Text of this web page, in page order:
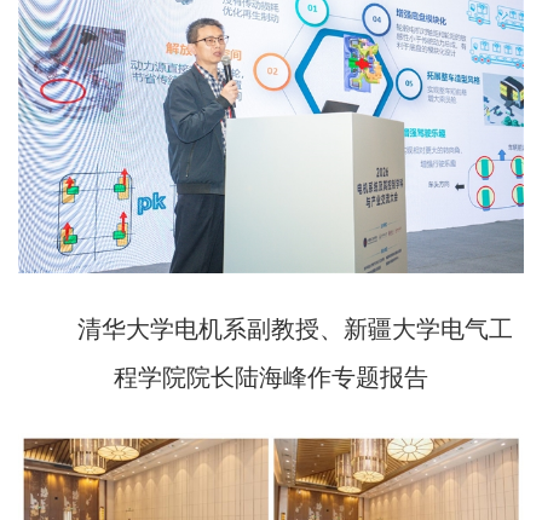
清华大学电机系副教授、新疆大学电气工
程学院院长陆海峰作专题报告